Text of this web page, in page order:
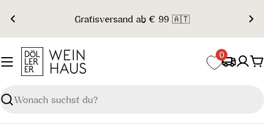
Inhalt
springen
Gratisversand ab € 99 🇦🇹
Suchen
0